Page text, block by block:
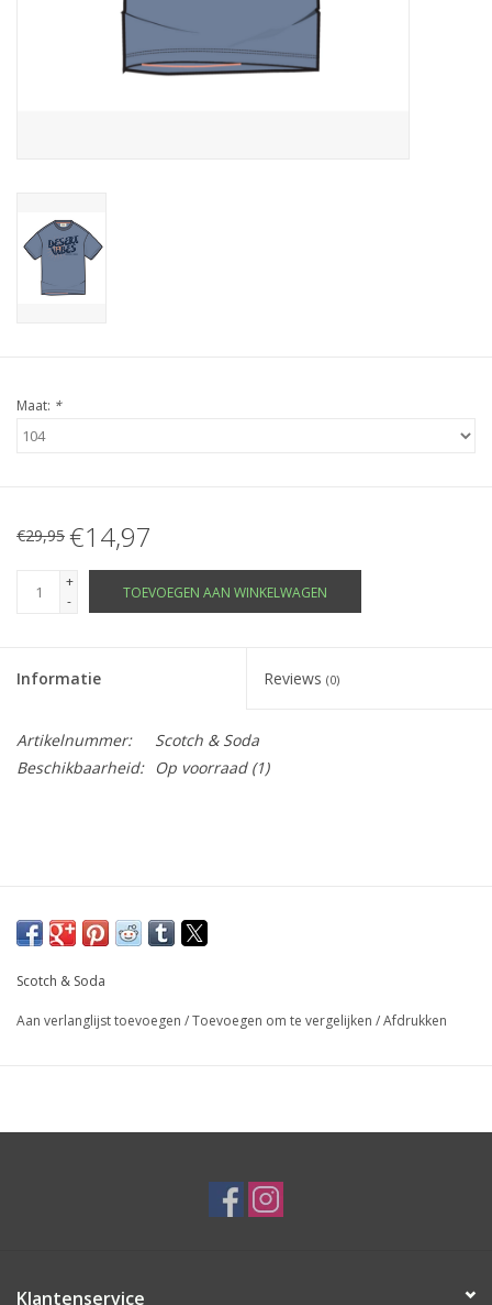
Maat: *
€29,95 €14,97
+
-
TOEVOEGEN AAN WINKELWAGEN
Informatie Reviews (0)
Artikelnummer:
Scotch & Soda
Beschikbaarheid:
Op voorraad(1)
Scotch & Soda
Aan verlanglijst toevoegen /Toevoegen om te vergelijken /Afdrukken
Klantenservice